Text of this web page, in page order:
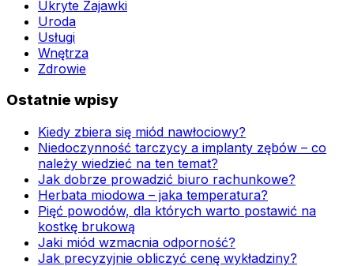
Ukryte Zajawki
Uroda
Usługi
Wnętrza
Zdrowie
Ostatnie wpisy
Kiedy zbiera się miód nawłociowy?
Niedoczynność tarczycy a implanty zębów – co
należy wiedzieć na ten temat?
Jak dobrze prowadzić biuro rachunkowe?
Herbata miodowa – jaka temperatura?
Pięć powodów, dla których warto postawić na
kostkę brukową
Jaki miód wzmacnia odporność?
Jak precyzyjnie obliczyć cenę wykładziny?